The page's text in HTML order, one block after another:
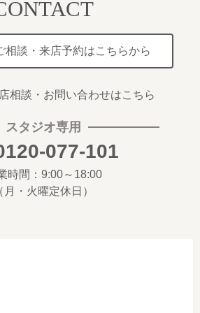
相談・来店予約はこちらから
相談・お問い合わせはこちら
スタジオ専用
077-101
時間：9:00～18:00
月・火曜定休日）